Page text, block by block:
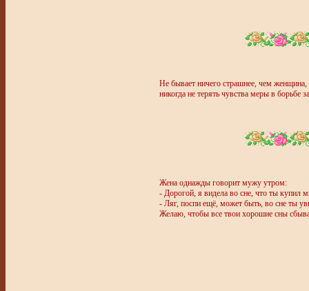
Не бывает ничего страшнее, чем
никогда не терять чувства меры в борьбе
Жена однажды говорит мужу утром:
- Дорогой, я видела во сне, что ты купил
- Ляг, поспи ещё, может быть, во сне ты
Желаю, чтобы все твои хорошие сны